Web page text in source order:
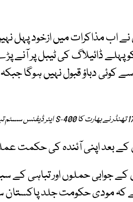
اب مذاکرات میں ازخود پہل
ڈائیلاگ کی ٹیبل پر آنے
سے کوئی دباؤ قبول نہیں ہوگا
کے بعد اپنی آئندہ کی حکمت
جوابی حملوں اور تباہی کے
ہے کہ مودی حکومت جلد